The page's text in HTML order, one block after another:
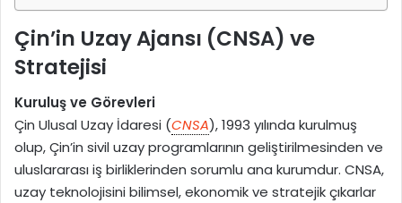
m
e
Çin’in Uzay Ajansı (CNSA) ve
Stratejisi
Kuruluş ve Görevleri
Çin Ulusal Uzay İdaresi (CNSA), 1993 yılında kurulmuş
olup, Çin’in sivil uzay programlarının geliştirilmesinden ve
uluslararası iş birliklerinden sorumlu ana kurumdur. CNSA,
uzay teknolojisini bilimsel, ekonomik ve stratejik çıkarlar